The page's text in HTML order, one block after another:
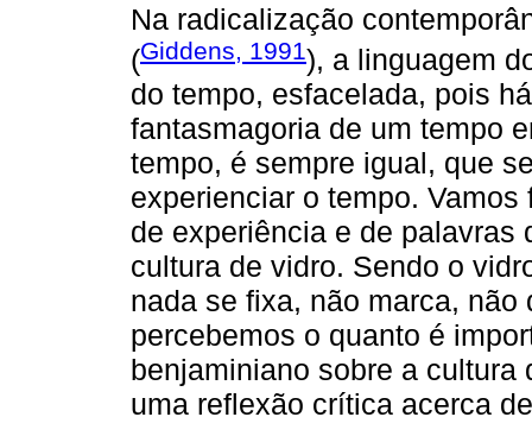
Na radicalização
(Giddens, 1991), a linguagem
do tempo, esfacelada, pois
fantasmagoria de um tempo
tempo, é sempre igual, que
experienciar o tempo.
de experiência e de palavras
cultura de vidro. Sendo o
nada se fixa, não marca,
percebemos o quanto é
benjaminiano sobre a
uma reflexão crítica acerca